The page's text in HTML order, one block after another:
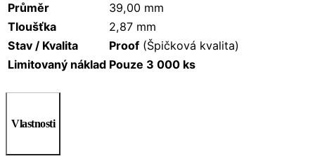
Průměr
39,00 mm
Tloušťka
2,87 mm
Stav / Kvalita
Proof (Špičková kvalita)
Limitovaný náklad Pouze 3 000 ks
Vlastnosti